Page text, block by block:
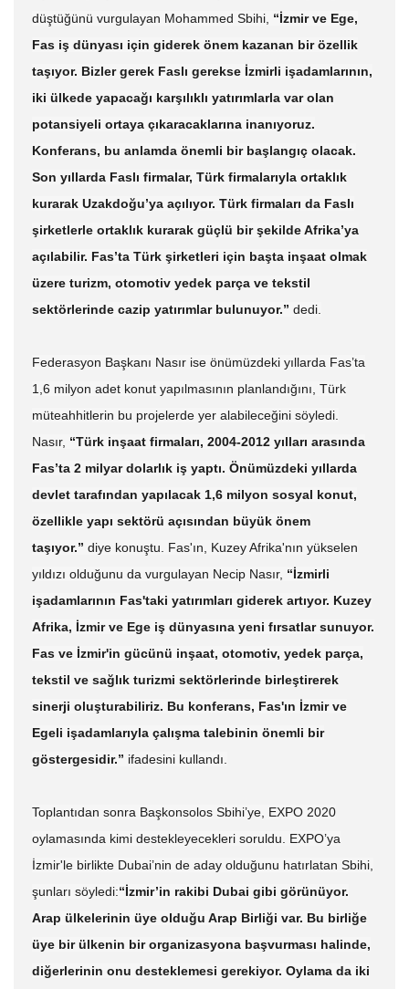
düştüğünü vurgulayan Mohammed Sbihi, “İzmir ve Ege,
Fas iş dünyası için giderek önem kazanan bir özellik
taşıyor. Bizler gerek Faslı gerekse İzmirli işadamlarının,
iki ülkede yapacağı karşılıklı yatırımlarla var olan
potansiyeli ortaya çıkaracaklarına inanıyoruz.
Konferans, bu anlamda önemli bir başlangıç olacak.
Son yıllarda Faslı firmalar, Türk firmalarıyla ortaklık
kurarak Uzakdoğu’ya açılıyor. Türk firmaları da Faslı
şirketlerle ortaklık kurarak güçlü bir şekilde Afrika’ya
açılabilir. Fas’ta Türk şirketleri için başta inşaat olmak
üzere turizm, otomotiv yedek parça ve tekstil
sektörlerinde cazip yatırımlar bulunuyor.” dedi.
Federasyon Başkanı Nasır ise önümüzdeki yıllarda Fas’ta
1,6 milyon adet konut yapılmasının planlandığını, Türk
müteahhitlerin bu projelerde yer alabileceğini söyledi.
Nasır, “Türk inşaat firmaları, 2004-2012 yılları arasında
Fas’ta 2 milyar dolarlık iş yaptı. Önümüzdeki yıllarda
devlet tarafından yapılacak 1,6 milyon sosyal konut,
özellikle yapı sektörü açısından büyük önem
taşıyor.” diye konuştu. Fas'ın, Kuzey Afrika'nın yükselen
yıldızı olduğunu da vurgulayan Necip Nasır, “İzmirli
işadamlarının Fas'taki yatırımları giderek artıyor. Kuzey
Afrika, İzmir ve Ege iş dünyasına yeni fırsatlar sunuyor.
Fas ve İzmir'in gücünü inşaat, otomotiv, yedek parça,
tekstil ve sağlık turizmi sektörlerinde birleştirerek
sinerji oluşturabiliriz. Bu konferans, Fas'ın İzmir ve
Egeli işadamlarıyla çalışma talebinin önemli bir
göstergesidir.” ifadesini kullandı.
Toplantıdan sonra Başkonsolos Sbihi’ye, EXPO 2020
oylamasında kimi destekleyecekleri soruldu. EXPO’ya
İzmir'le birlikte Dubai’nin de aday olduğunu hatırlatan Sbihi,
şunları söyledi:“İzmir’in rakibi Dubai gibi görünüyor.
Arap ülkelerinin üye olduğu Arap Birliği var. Bu birliğe
üye bir ülkenin bir organizasyona başvurması halinde,
diğerlerinin onu desteklemesi gerekiyor. Oylama da iki